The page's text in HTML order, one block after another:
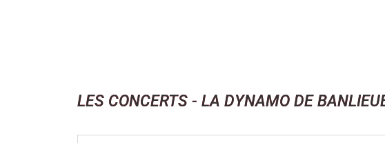
LES CONCERTS - LA DYNAMO DE